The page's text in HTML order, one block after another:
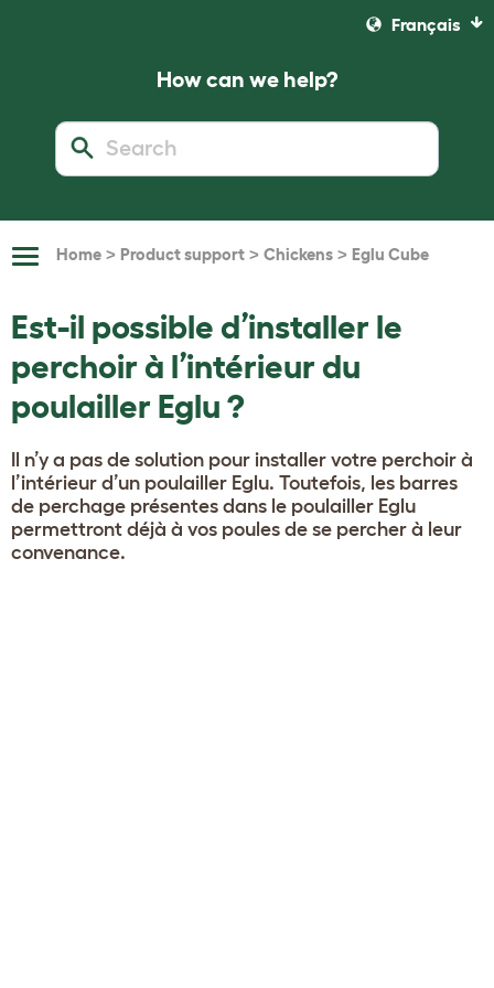
Français
How can we help?
ToggleHome > Product support > Chickens > Eglu Cube
Est-il possible d’installer le
perchoir à l’intérieur du
poulailler Eglu ?
Il n’y a pas de solution pour installer votre perchoir à
l’intérieur d’un poulailler Eglu. Toutefois, les barres
de perchage présentes dans le poulailler Eglu
permettront déjà à vos poules de se percher à leur
convenance.